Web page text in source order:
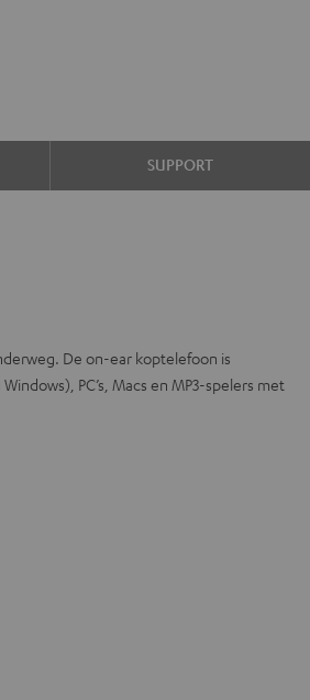
SUPPORT
De on-ear koptelefoon is
PC’s, Macs en MP3-spelers met